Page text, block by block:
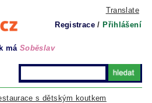
Translate
Registrace / Přihlášení
má Soběslav
s dětským koutkem